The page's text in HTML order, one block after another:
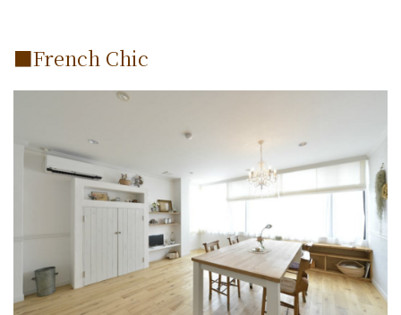
■French Chic